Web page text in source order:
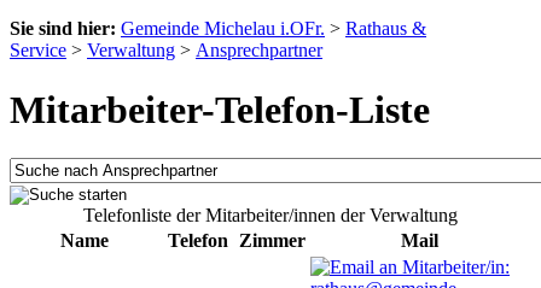
Sie sind hier: Gemeinde Michelau i.OFr. > Rathaus &
Service > Verwaltung > Ansprechpartner
Mitarbeiter-Telefon-Liste
Telefonliste der Mitarbeiter/innen der Verwaltung
Name
Telefon Zimmer Mail